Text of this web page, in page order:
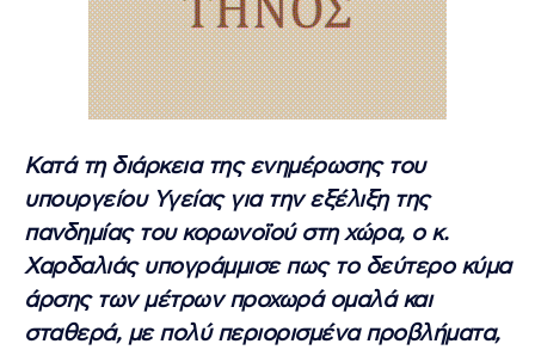
Κατά τη διάρκεια της ενημέρωσης του
υπουργείου Υγείας για την εξέλιξη της
πανδημίας του κορωνοϊού στη χώρα, ο κ.
Χαρδαλιάς υπογράμμισε πως το δεύτερο κύμα
άρσης των μέτρων προχωρά ομαλά και
σταθερά, με πολύ περιορισμένα προβλήματα,